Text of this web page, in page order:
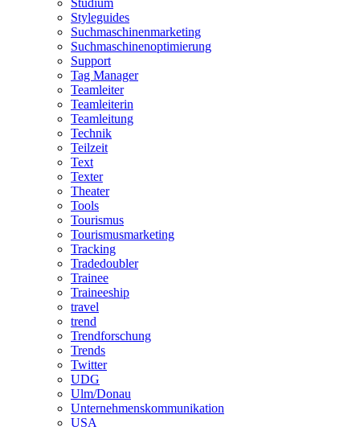
Styleguides
Suchmaschinenmarketing
Suchmaschinenoptimierung
Support
Tag Manager
Teamleiter
Teamleiterin
Teamleitung
Technik
Teilzeit
Text
Texter
Theater
Tools
Tourismus
Tourismusmarketing
Tracking
Tradedoubler
Trainee
Traineeship
travel
trend
Trendforschung
Trends
Twitter
UDG
Ulm/Donau
Unternehmenskommunikation
USA